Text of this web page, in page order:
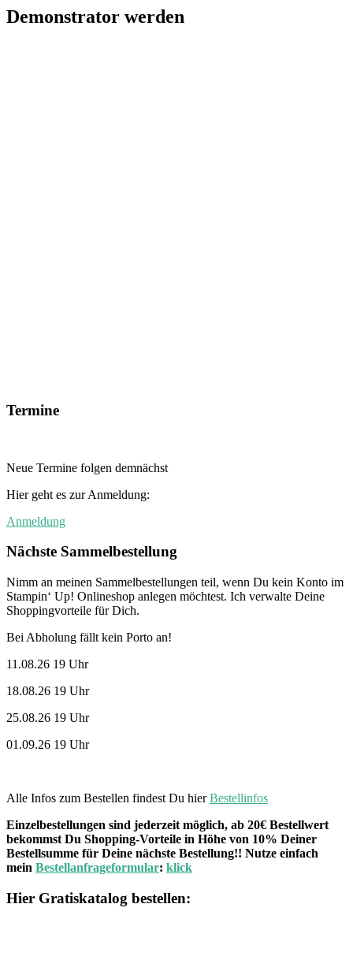
Demonstrator werden
Termine
Neue Termine folgen demnächst
Hier geht es zur Anmeldung:
Anmeldung
Nächste Sammelbestellung
Nimm an meinen Sammelbestellungen teil, wenn Du kein Konto im
Stampin‘ Up! Onlineshop anlegen möchtest. Ich verwalte Deine
Shoppingvorteile für Dich.
Bei Abholung fällt kein Porto an!
11.08.26 19 Uhr
18.08.26 19 Uhr
25.08.26 19 Uhr
01.09.26 19 Uhr
Alle Infos zum Bestellen findest Du hierBestellinfos
Einzelbestellungen sind jederzeit möglich, ab 20€ Bestellwert
bekommst Du Shopping-Vorteile in Höhe von 10% Deiner
Bestellsumme für Deine nächste Bestellung!! Nutze einfach
mein Bestellanfrageformular: klick
Hier Gratiskatalog bestellen: